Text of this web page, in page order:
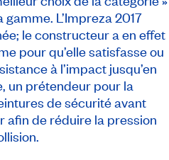
L’Impreza 2017
le constructeur a en effet
pour qu’elle satisfasse ou
à l’impact jusqu’en
un prétendeur pour la
de sécurité avant
afin de réduire la pression